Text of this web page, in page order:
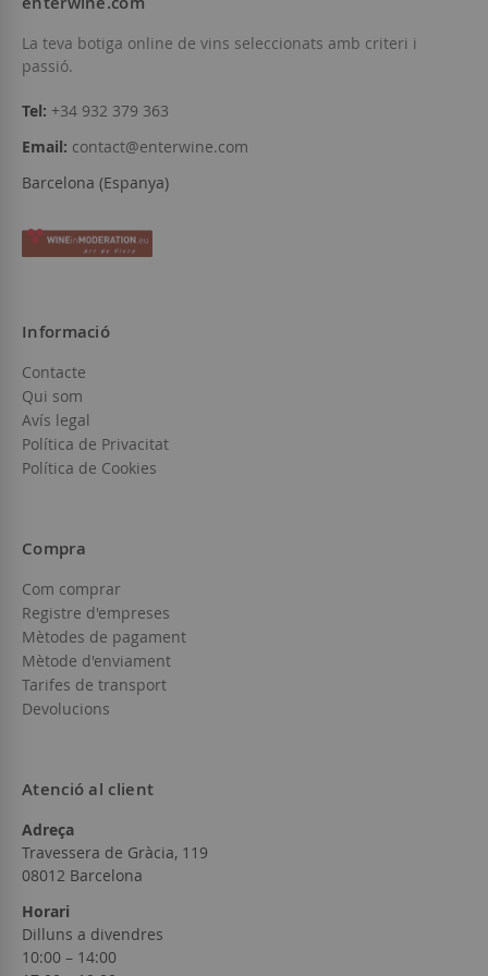
Afegir a la llista de desitjos Afegir a la llista
La teva botiga online de vins seleccionats amb criteri i
passió.
Tel: +34 932 379 363
Email: contact@enterwine.com
Barcelona (Espanya)
Informació
Contacte
Qui som
Avís legal
Política de Privacitat
Política de Cookies
Compra
Com comprar
Registre d'empreses
Mètodes de pagament
Mètode d'enviament
Tarifes de transport
Devolucions
Atenció al client
Adreça
Travessera de Gràcia, 119
08012 Barcelona
Horari
Dilluns a divendres
10:00 – 14:00